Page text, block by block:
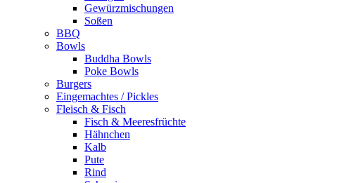
Gewürzmischungen
Soßen
BBQ
Bowls
Buddha Bowls
Poke Bowls
Burgers
Eingemachtes / Pickles
Fleisch & Fisch
Fisch & Meeresfrüchte
Hähnchen
Kalb
Pute
Rind